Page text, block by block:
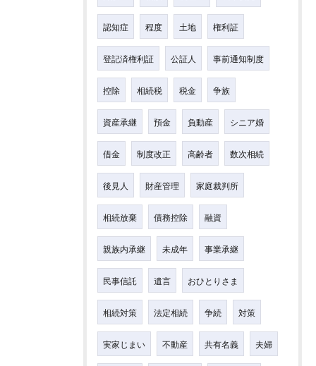
認知症 程度 土地 権利証
登記済権利証 公証人 事前通知制度
控除 相続税 税金 争族
資産承継 預金 負動産 シニア婚
借金 制度改正 高齢者 数次相続
後見人 財産管理 家庭裁判所
相続放棄 債務控除 融資
親族内承継 未成年 事業承継
民事信託 遺言 おひとりさま
相続対策 法定相続 争続 対策
実家じまい 不動産 共有名義 夫婦